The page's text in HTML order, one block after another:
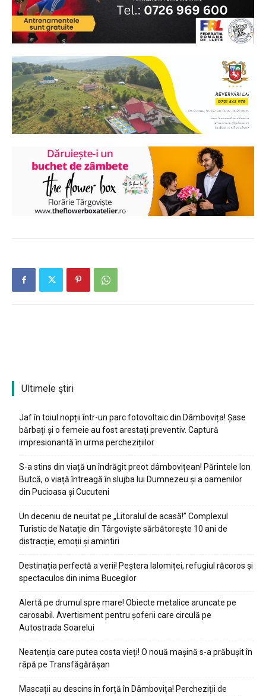
Ultimele ştiri
Jaf în toiul nopții într-un parc fotovoltaic din Dâmbovița! Șase
bărbați și o femeie au fost arestați preventiv. Captură
impresionantă în urma perchezițiilor
S-a stins din viață un îndrăgit preot dâmbovițean! Părintele Ion
Butcă, o viață întreagă în slujba lui Dumnezeu și a oamenilor
din Pucioasa și Cucuteni
Un deceniu de neuitat pe „Litoralul de acasă!” Complexul
Turistic de Natație din Târgoviște sărbătorește 10 ani de
distracție, emoții și amintiri
Destinația perfectă a verii! Peștera Ialomiței, refugiul răcoros și
spectaculos din inima Bucegilor
Alertă pe drumul spre mare! Obiecte metalice aruncate pe
carosabil. Avertisment pentru șoferii care circulă pe
Autostrada Soarelui
Neatenția care putea costa vieți! O nouă mașină s-a prăbușit în
râpă pe Transfăgărășan
Mascații au descins în forță în Dâmbovița! Percheziții de